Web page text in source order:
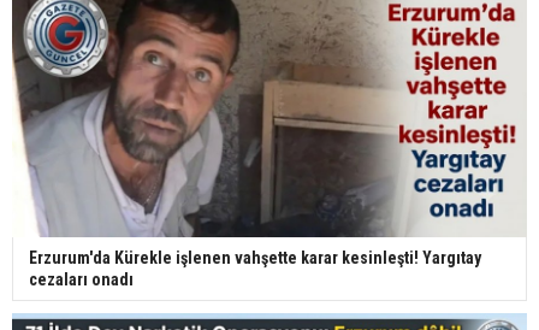
Erzurum'da Kürekle işlenen vahşette karar kesinleşti! Yargıtay
cezaları onadı